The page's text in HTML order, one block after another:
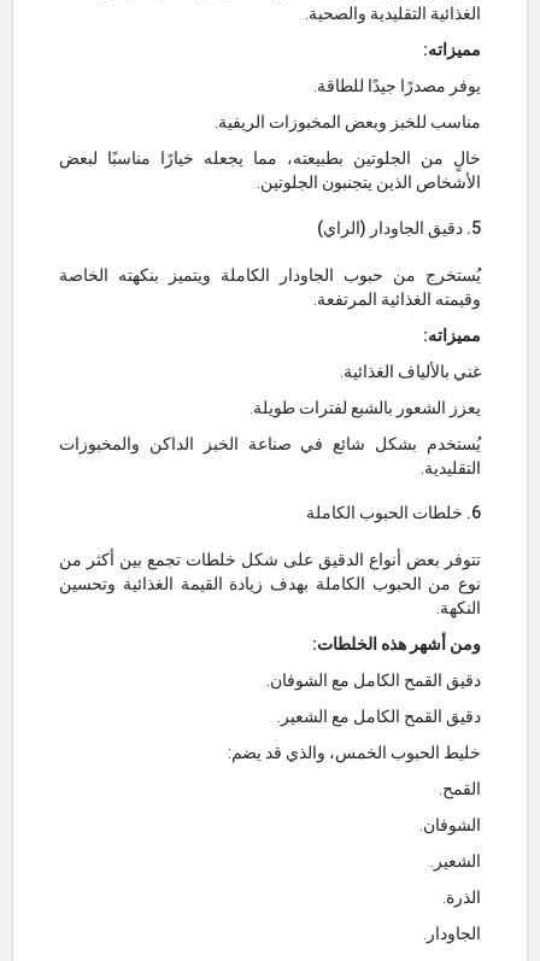
الغذائية التقليدية والصحية.
مميزاته:
يوفر مصدرًا جيدًا للطاقة.
مناسب للخبز وبعض المخبوزات الريفية.
خالٍ من الجلوتين بطبيعته، مما يجعله خيارًا مناسبًا لبعض
الأشخاص الذين يتجنبون الجلوتين.
5. دقيق الجاودار (الراي)
يُستخرج من حبوب الجاودار الكاملة ويتميز بنكهته الخاصة
وقيمته الغذائية المرتفعة.
مميزاته:
غني بالألياف الغذائية.
يعزز الشعور بالشبع لفترات طويلة.
يُستخدم بشكل شائع في صناعة الخبز الداكن والمخبوزات
التقليدية.
6. خلطات الحبوب الكاملة
تتوفر بعض أنواع الدقيق على شكل خلطات تجمع بين أكثر من
نوع من الحبوب الكاملة بهدف زيادة القيمة الغذائية وتحسين
النكهة.
ومن أشهر هذه الخلطات:
دقيق القمح الكامل مع الشوفان.
دقيق القمح الكامل مع الشعير.
خليط الحبوب الخمس، والذي قد يضم:
القمح.
الشوفان.
الشعير.
الذرة.
الجاودار.